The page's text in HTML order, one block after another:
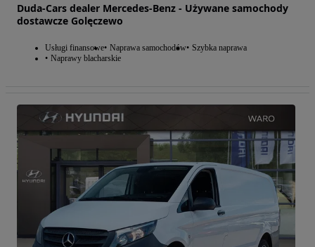
Duda-Cars dealer Mercedes-Benz - Używane samochody
dostawcze Golęczewo
Usługi finansowe Naprawa samochodów Szybka naprawa
Naprawy blacharskie